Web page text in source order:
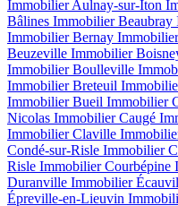
Immobilier Aulnay-sur-Iton
Bâlines Immobilier Beaubray
Immobilier Bernay
Beuzeville Immobilier
Immobilier Boulleville
Immobilier Breteuil
Immobilier Bueil Immobilier
Nicolas Immobilier Caugé
Immobilier Claville
Condé-sur-Risle Immobilier
Risle Immobilier Courbépine
Duranville Immobilier
Épreville-en-Lieuvin